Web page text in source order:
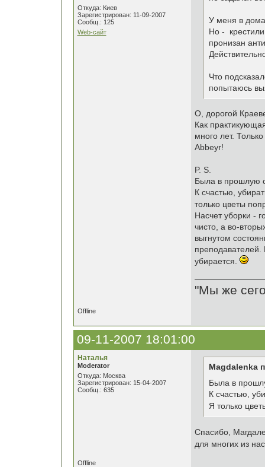
Откуда: Киев
Зарегистрирован: 11-09-2007
Сообщ.: 125
Web-сайт
У меня в
Но -
пронизан
Что
попытаюсь
О, дорогой
Как
много лет.
Abbeyr!
P. S.
Была в прошлую
К счастью,
только цветы
Насчет уборки -
чисто, а во-
выгнутом
преподавателей.
убирается.
"Мы же
Offline
09-11-2007 18:01:00
Наталья
Moderator
Откуда: Москва
Зарегистрирован: 15-04-2007
Сообщ.: 635
Magdalenka
Была в
К счастью,
Я только
Спасибо,
для многих из
Offline